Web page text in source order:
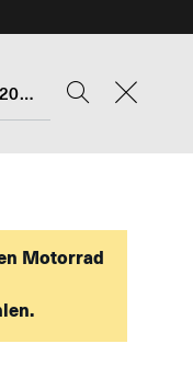
SPEED TRIPLE 1200 RR (2022 - 26)
Motorrad